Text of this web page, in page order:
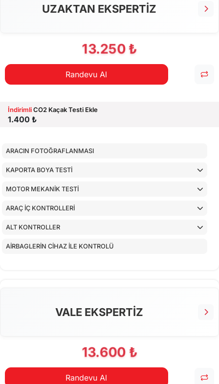
UZAKTAN EKSPERTİZ
13.250 ₺
Randevu Al
İndirimliCO2 Kaçak Testi Ekle
1.400 ₺
ARACIN FOTOĞRAFLANMASI
KAPORTA BOYA TESTİ
MOTOR MEKANİK TESTİ
ARAÇ İÇ KONTROLLERİ
ALT KONTROLLER
AİRBAGLERİN CİHAZ İLE KONTROLÜ
VALE EKSPERTİZ
13.600 ₺
Randevu Al